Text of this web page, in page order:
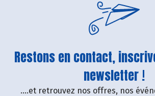
Restons en contact,
newsletter !
....et retrouvez nos offres, nos